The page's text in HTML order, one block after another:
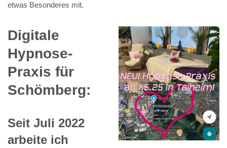
etwas Besonderes mit.
Digitale
Hypnose-
Praxis für
Schömberg:
Seit Juli 2022
arbeite ich